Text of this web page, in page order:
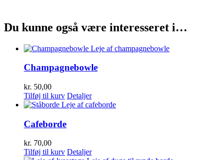
Du kunne også være interesseret i…
Champagnebowle
kr. 50,00
Tilføj til kurv Detaljer
Cafeborde
kr. 70,00
Tilføj til kurv Detaljer